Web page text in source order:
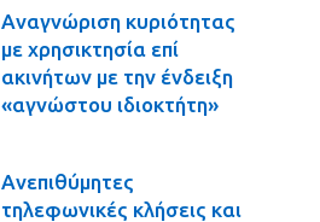
Αναγνώριση κυριότητας
με χρησικτησία επί
ακινήτων με την ένδειξη
«αγνώστου ιδιοκτήτη»
Ανεπιθύμητες
τηλεφωνικές κλήσεις και